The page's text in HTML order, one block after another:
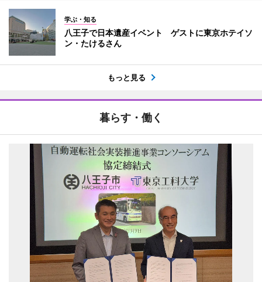
学ぶ・知る
八王子で日本遺産イベント ゲストに東京ホテイソ
ン・たけるさん
もっと見る
暮らす・働く